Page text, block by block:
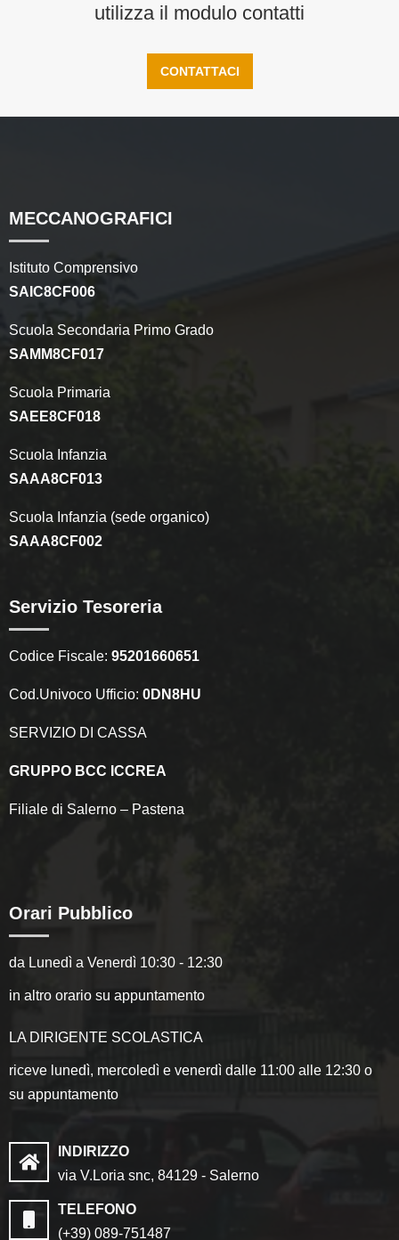
utilizza il modulo contatti
CONTATTACI
MECCANOGRAFICI
Istituto Comprensivo
SAIC8CF006
Scuola Secondaria Primo Grado
SAMM8CF017
Scuola Primaria
SAEE8CF018
Scuola Infanzia
SAAA8CF013
Scuola Infanzia (sede organico)
SAAA8CF002
Servizio Tesoreria
Codice Fiscale: 95201660651
Cod.Univoco Ufficio: 0DN8HU
SERVIZIO DI CASSA
GRUPPO BCC ICCREA
Filiale di Salerno – Pastena
Orari Pubblico
da Lunedì a Venerdì 10:30 - 12:30
in altro orario su appuntamento
LA DIRIGENTE SCOLASTICA
riceve lunedì, mercoledì e venerdì dalle 11:00 alle 12:30 o
su appuntamento
INDIRIZZO
via V.Loria snc, 84129 - Salerno
TELEFONO
(+39) 089-751487